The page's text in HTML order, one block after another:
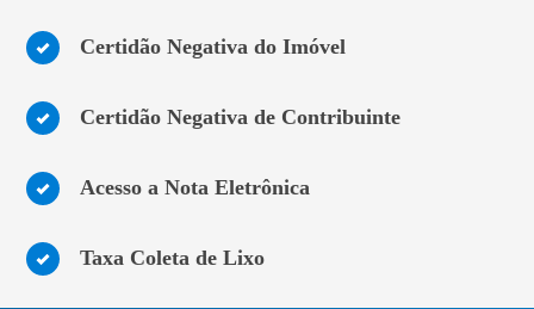
Certidão Negativa do Imóvel
Certidão Negativa de Contribuinte
Acesso a Nota Eletrônica
Taxa Coleta de Lixo